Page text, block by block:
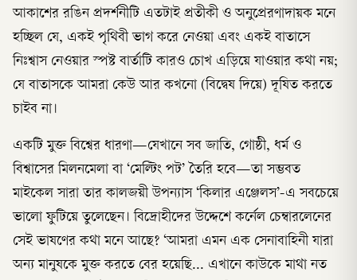
আকাশের রঙিন প্রদর্শনীটি এতটাই প্রতীকী ও অনুপ্রেরণাদায়ক মনে
হচ্ছিল যে, একই পৃথিবী ভাগ করে নেওয়া এবং একই বাতাসে
নিঃশ্বাস নেওয়ার স্পষ্ট বার্তাটি কারও চোখ এড়িয়ে যাওয়ার কথা নয়;
যে বাতাসকে আমরা কেউ আর কখনো (বিদ্বেষ দিয়ে) দূষিত করতে
চাইব না।
একটি মুক্ত বিশ্বের ধারণা—যেখানে সব জাতি, গোষ্ঠী, ধর্ম ও
বিশ্বাসের মিলনমেলা বা ‘মেল্টিং পট’ তৈরি হবে—তা সম্ভবত
মাইকেল সারা তার কালজয়ী উপন্যাস ‘কিলার এঞ্জেলস’-এ সবচেয়ে
ভালো ফুটিয়ে তুলেছেন। বিদ্রোহীদের উদ্দেশে কর্নেল চেম্বারলেনের
সেই ভাষণের কথা মনে আছে? ‘আমরা এমন এক সেনাবাহিনী যারা
অন্য মানুষকে মুক্ত করতে বের হয়েছি... এখানে কাউকে মাথা নত